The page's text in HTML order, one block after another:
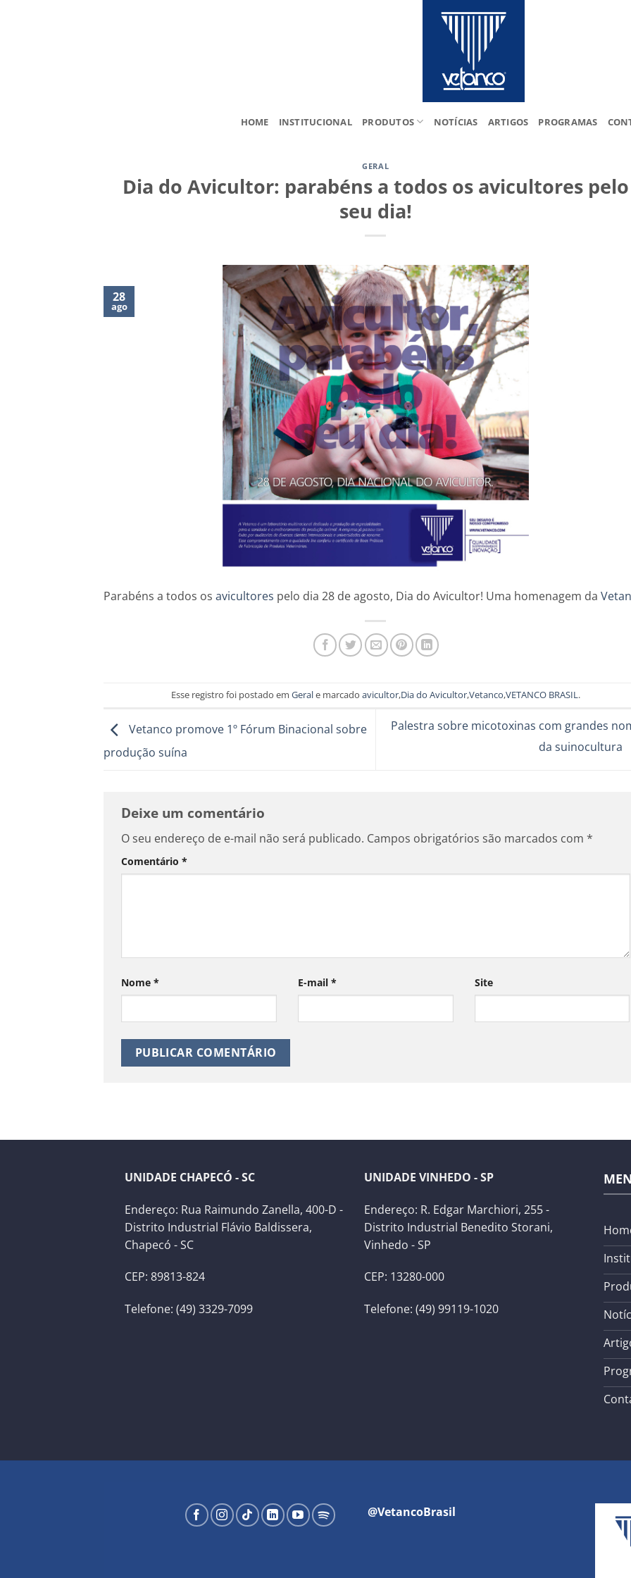
HOME INSTITUCIONAL PRODUTOS NOTÍCIAS ARTIGOS PROGRAMAS
GERAL
Dia do Avicultor: parabéns a todos os avicultores pelo
seu dia!
28
ago
Parabéns a todos os avicultores pelo dia 28 de agosto, Dia do Avicultor! Uma homenagem da
Esse registro foi postado em Gerale marcado avicultor,Dia do Avicultor,Vetanco,VETANCO BRASIL.
Vetanco promove 1º Fórum Binacional sobre
produção suína
Palestra sobre micotoxinas com grandes
da suinocultura
Deixe um comentário
O seu endereço de e-mail não será publicado. Campos obrigatórios são marcados com *
Comentário *
Nome * E-mail * Site
UNIDADE CHAPECÓ - SC
Endereço: Rua Raimundo Zanella, 400-D -
Distrito Industrial Flávio Baldissera,
Chapecó - SC
CEP: 89813-824
Telefone: (49) 3329-7099
UNIDADE VINHEDO - SP
Endereço: R. Edgar Marchiori, 255 -
Distrito Industrial Benedito Storani,
Vinhedo - SP
CEP: 13280-000
Telefone: (49) 99119-1020
@VetancoBrasil